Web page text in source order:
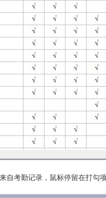
自考勤记录，鼠标停留在打勾